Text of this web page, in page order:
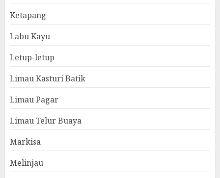
Ketapang
Labu Kayu
Letup-letup
Limau Kasturi Batik
Limau Pagar
Limau Telur Buaya
Markisa
Melinjau